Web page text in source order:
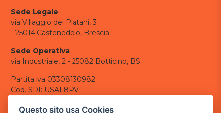
Sede Legale
via Villaggio dei Platani, 3
- 25014 Castenedolo, Brescia
Sede Operativa
via Industriale, 2 - 25082 Botticino, BS
Partita iva 03308130982
Cod. SDI: USAL8PV
CONTATTI
Questo sito usa Cookies